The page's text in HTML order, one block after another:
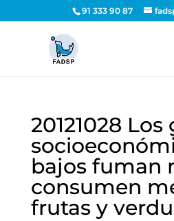
91 333 90 87
20121028
bajos fuman
consumen
frutas y